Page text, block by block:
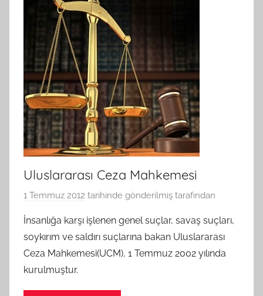
Uluslararası Ceza Mahkemesi
1 Temmuz 2012 tarihinde gönderilmiş tarafından
İnsanlığa karşı işlenen genel suçlar, savaş suçları,
soykırım ve saldırı suçlarına bakan Uluslararası
Ceza Mahkemesi(UCM), 1 Temmuz 2002 yılında
kurulmuştur.